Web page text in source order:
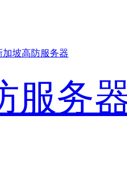
加坡高防服务器
服务